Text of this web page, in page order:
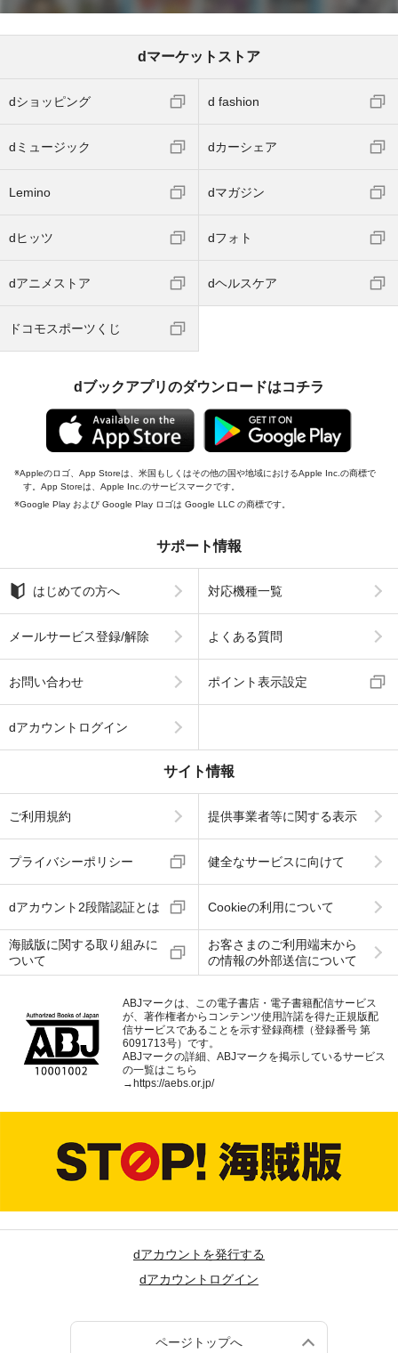
dマーケットストア
dショッピング d fashion
dミュージック dカーシェア
Lemino dマガジン
dヒッツ dフォト
dアニメストア dヘルスケア
ドコモスポーツくじ
dブックアプリのダウンロードはコチラ
Appleのロゴ、App Storeは、米国もしくはその他の国や地域におけるApple Inc.の商標で
す。App Storeは、Apple Inc.のサービスマークです。
Google Play および Google Play ロゴは Google LLC の商標です。
サポート情報
はじめての方へ 対応機種一覧
メールサービス登録/解除 よくある質問
お問い合わせ ポイント表示設定
dアカウントログイン
サイト情報
ご利用規約 提供事業者等に関する表示
プライバシーポリシー 健全なサービスに向けて
dアカウント2段階認証とは Cookieの利用について
海賊版に関する取り組みに
ついて
お客さまのご利用端末から
の情報の外部送信について
ABJマークは、この電子書店・電子書籍配信サービス
が、著作権者からコンテンツ使用許諾を得た正規版配
信サービスであることを示す登録商標（登録番号 第
6091713号）です。
ABJマークの詳細、ABJマークを掲示しているサービス
の一覧はこちら
→ https://aebs.or.jp/
dアカウントを発行する
dアカウントログイン
ページトップへ